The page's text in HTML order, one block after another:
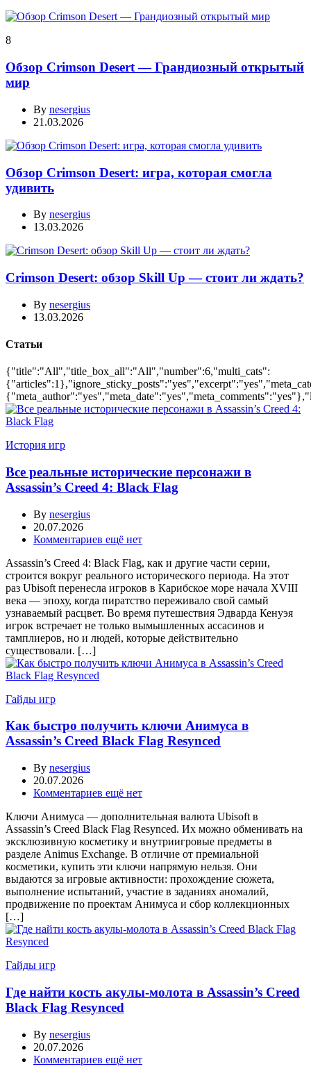
8
Обзор Crimson Desert — Грандиозный открытый
мир
By nesergius
21.03.2026
Обзор Crimson Desert: игра, которая смогла
удивить
By nesergius
13.03.2026
Crimson Desert: обзор Skill Up — стоит ли ждать?
By nesergius
13.03.2026
Статьи
{"title":"All","title_box_all":"All","number":6,"multi_cats":
История игр
Все реальные исторические персонажи в
Assassin’s Creed 4: Black Flag
By nesergius
20.07.2026
Комментариев ещё нет
Assassin’s Creed 4: Black Flag, как и другие части серии,
строится вокруг реального исторического периода. На этот
раз Ubisoft перенесла игроков в Карибское море начала XVIII
века — эпоху, когда пиратство переживало свой самый
узнаваемый расцвет. Во время путешествия Эдварда Кенуэя
игрок встречает не только вымышленных ассасинов и
тамплиеров, но и людей, которые действительно
существовали. […]
Гайды игр
Как быстро получить ключи Анимуса в
Assassin’s Creed Black Flag Resynced
By nesergius
20.07.2026
Комментариев ещё нет
Ключи Анимуса — дополнительная валюта Ubisoft в
Assassin’s Creed Black Flag Resynced. Их можно обменивать на
эксклюзивную косметику и внутриигровые предметы в
разделе Animus Exchange. В отличие от премиальной
косметики, купить эти ключи напрямую нельзя. Они
выдаются за игровые активности: прохождение сюжета,
выполнение испытаний, участие в заданиях аномалий,
продвижение по проектам Анимуса и сбор коллекционных
[…]
Гайды игр
Где найти кость акулы-молота в Assassin’s Creed
Black Flag Resynced
By nesergius
20.07.2026
Комментариев ещё нет